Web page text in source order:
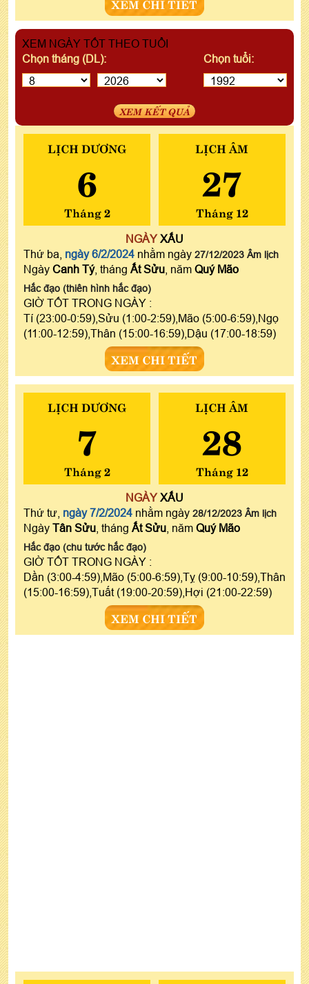
XEM CHI TIẾT
XEM NGÀY TỐT THEO TUỔI
Chọn tháng (DL):
Chọn tuổi:
XEM KẾT QUẢ
LỊCH DƯƠNG
6
Tháng 2
LỊCH ÂM
27
Tháng 12
NGÀYXẤU
Thứ ba, ngày 6/2/2024 nhằm ngày 27/12/2023 Âm lịch
Ngày Canh Tý, tháng Ất Sửu , năm Quý Mão
Hắc đạo (thiên hình hắc đạo)
GIỜ TỐT TRONG NGÀY :
Tí (23:00-0:59),Sửu (1:00-2:59),Mão (5:00-6:59),Ngọ
(11:00-12:59),Thân (15:00-16:59),Dậu (17:00-18:59)
XEM CHI TIẾT
LỊCH DƯƠNG
7
Tháng 2
LỊCH ÂM
28
Tháng 12
NGÀYXẤU
Thứ tư, ngày 7/2/2024 nhằm ngày 28/12/2023 Âm lịch
Ngày Tân Sửu , tháng Ất Sửu , năm Quý Mão
Hắc đạo (chu tước hắc đạo)
GIỜ TỐT TRONG NGÀY :
Dần (3:00-4:59),Mão (5:00-6:59),Tỵ (9:00-10:59),Thân
(15:00-16:59),Tuất (19:00-20:59),Hợi (21:00-22:59)
XEM CHI TIẾT